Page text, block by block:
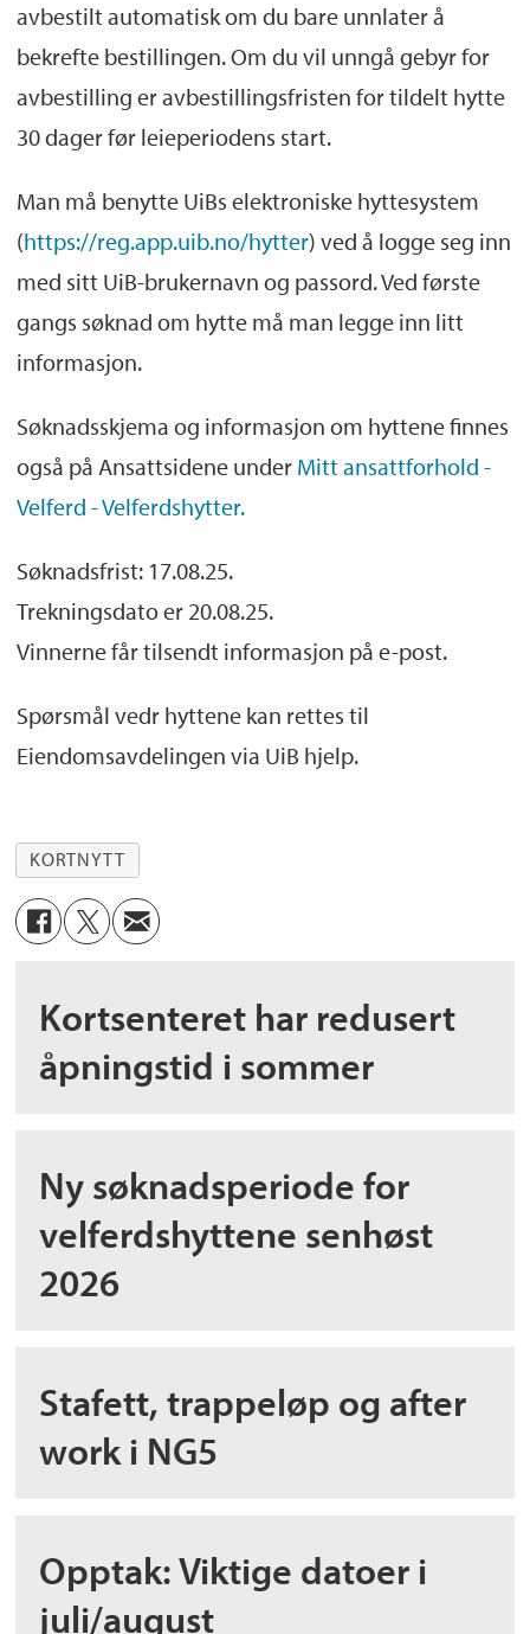
avbestilt automatisk om du bare unnlater å
bekrefte bestillingen. Om du vil unngå gebyr for
avbestilling er avbestillingsfristen for tildelt hytte
30 dager før leieperiodens start.
Man må benytte UiBs elektroniske hyttesystem
(https://reg.app.uib.no/hytter) ved å logge seg inn
med sitt UiB-brukernavn og passord. Ved første
gangs søknad om hytte må man legge inn litt
informasjon.
Søknadsskjema og informasjon om hyttene finnes
også på Ansattsidene under Mitt ansattforhold -
Velferd - Velferdshytter.
Søknadsfrist: 17.08.25.
Trekningsdato er 20.08.25.
Vinnerne får tilsendt informasjon på e-post.
Spørsmål vedr hyttene kan rettes til
Eiendomsavdelingen via UiB hjelp.
KORTNYTT
Kortsenteret har redusert
åpningstid i sommer
Ny søknadsperiode for
velferdshyttene senhøst
2026
Stafett, trappeløp og after
work i NG5
Opptak: Viktige datoer i
juli/august